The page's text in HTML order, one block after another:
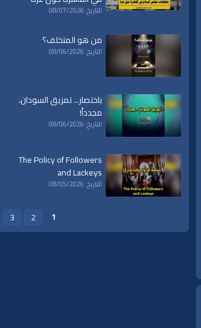
الأقصى،|بيت|المقدس،
حديث|تلاوة|التغيير|النهضة
التاريخ: 08/07/2026
من هو المتخلف؟
التاريخ: 08/06/2026
باختصار... تمزيق السودان،
مجدداً!
التاريخ: 08/06/2026
The Policy of Followers
and Lackeys
التاريخ: 08/05/2026
1
2
3